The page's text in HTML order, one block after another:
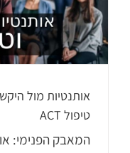
אותנטיות מול
טיפול ACT
המאבק הפנימי: